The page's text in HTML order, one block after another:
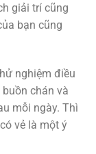
giải trí cũng
bạn cũng
nghiệm điều
chán và
mỗi ngày. Thì
vẻ là một ý